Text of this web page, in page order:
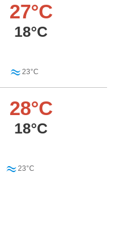
27°C
18°C
23°C
28°C
18°C
23°C